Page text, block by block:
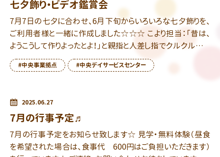
七夕飾り・ビデオ鑑賞会
7月7日の七夕に合わせ、6月下旬からいろいろな七夕飾りを、
ご利用者様と一緒に作成しました☆☆☆ こより担当：「昔は、
ようこうして作りよったとよ！」と親指と人差し指でクルクルクル
と『こより』を器用に作られてます♬ 飾り担当 […]
#中央事業拠点 #中央デイサービスセンター
2025.06.27
7月の行事予定♬
7月の行事予定をお知らせ致します☆ 見学・無料体験（昼食
を希望された場合は、食事代 600円はご負担いただきます）